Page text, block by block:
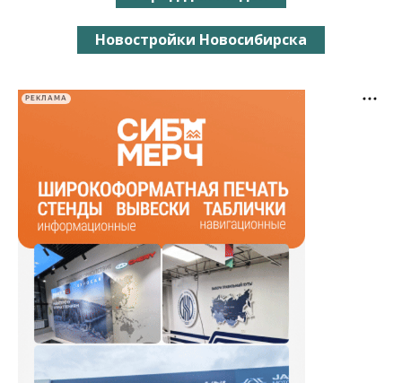
Новостройки Новосибирска
РЕКЛАМА